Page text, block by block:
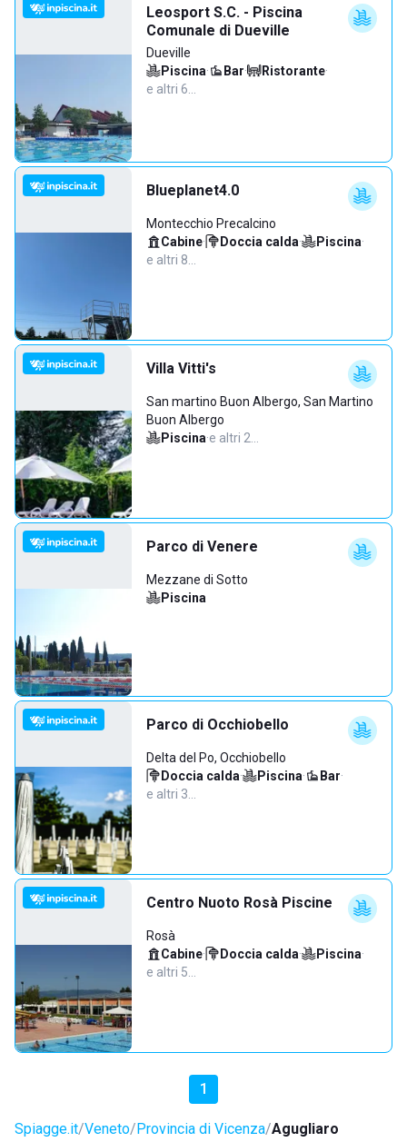
Leosport S.C. - Piscina
Comunale di Dueville
Dueville
Piscina· Bar· Ristorante·
e altri 6…
Blueplanet4.0
Montecchio Precalcino
Cabine· Doccia calda· Piscina·
e altri 8…
Villa Vitti's
San martino Buon Albergo, San Martino
Buon Albergo
Piscina·e altri 2…
Parco di Venere
Mezzane di Sotto
Piscina
Parco di Occhiobello
Delta del Po, Occhiobello
Doccia calda· Piscina· Bar·
e altri 3…
Centro Nuoto Rosà Piscine
Rosà
Cabine· Doccia calda· Piscina·
e altri 5…
1
Spiagge.it Veneto Provincia di Vicenza Agugliaro